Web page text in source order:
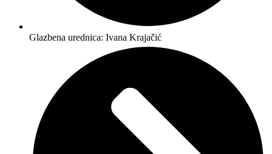
Glazbena urednica: Ivana Krajačić